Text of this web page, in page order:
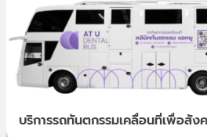
บริการรถทันตกรรมเคลื่อนที่เพื่อสัง